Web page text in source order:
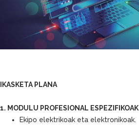
IKASKETA PLANA
1. MODULU PROFESIONAL ESPEZIFIKOAK
Ekipo elektrikoak eta elektronikoak.